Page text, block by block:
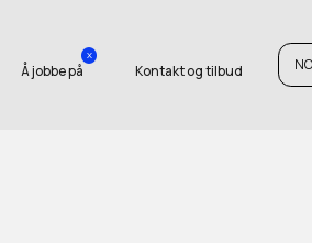
Å jobbe på
x
Kontakt og tilbud NO